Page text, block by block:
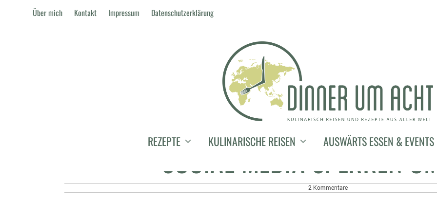
Über mich Kontakt Impressum Datenschutzerklärung
REZEPTE KULINARISCHE REISEN AUSWÄRTS ESSEN & EVENTS
21. Juni 2017
TIPPS FÜR DIE SHANGHAI REISE
SOCIAL MEDIA SPERREN
2 Kommentare